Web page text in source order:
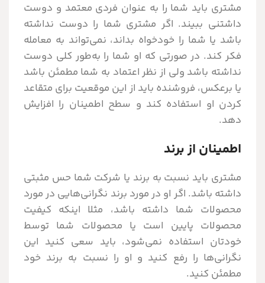
مشتری باید شما را به عنوان فردی معتمد و دوست
داشتنی ببیند. اگر مشتری شما را دوست نداشته
باشد یا شما را خودخواه بداند، نمی‌تواند به معامله
فکر کند. در صورتی که او شما را به‌طور کلی دوست
نداشته باشد ولی از نظر اعتماد به شما مطمئن باشد
یا برعکس، فروشنده باید از این موقعیت برای متقاعد
کردن او استفاده کند و سطح اطمینان را افزایش
دهد.
اطمینان از برند
مشتری باید نسبت به برند یا شرکت شما حس مثبتی
داشته باشد. اگر او در مورد برند نگرانی‌هایی در مورد
محصولات شما داشته باشد، مثلا اینکه کیفیت
محصولات پایین است یا محصولات شما توسط
خودتان استفاده نمی‌شود، باید سعی کنید این
نگرانی‌ها را رفع کنید و او را نسبت به برند خود
مطمئن کنید.